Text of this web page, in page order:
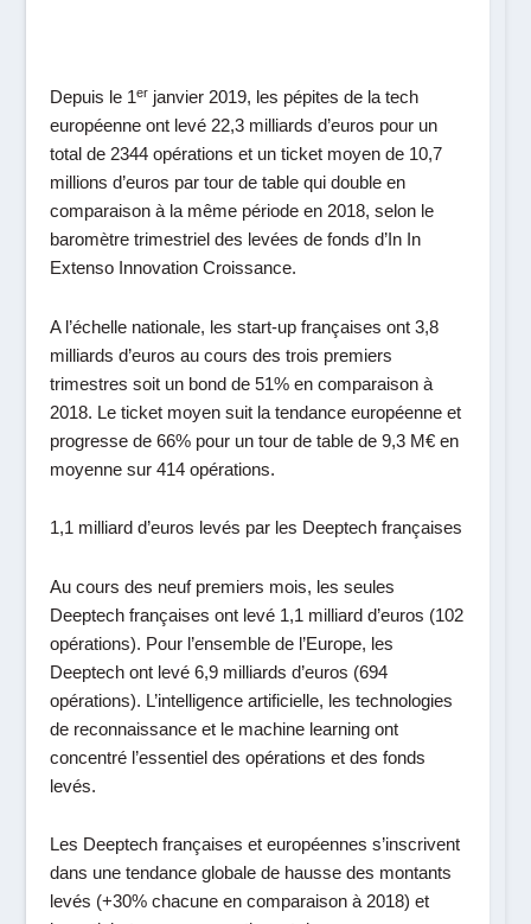
Depuis le 1er janvier 2019, les pépites de latech
européenne ont levé 22,3 milliards d’euros pour un
total de 2344 opérations et un ticket moyen de 10,7
millions d’euros par tour de table qui double en
comparaison à la même période en 2018, selon le
baromètre trimestriel des levées de fonds d’In In
Extenso Innovation Croissance.
A l’échelle nationale, lesstart-up françaises ont 3,8
milliards d’euros au cours des trois premiers
trimestres soit un bond de 51% en comparaison à
2018. Le ticket moyen suit la tendance européenne et
progresse de 66% pour un tour de table de 9,3 M€ en
moyenne sur 414 opérations.
1,1 milliard d’euros levés par les Deeptech françaises
Au cours des neuf premiers mois, les seules
Deeptech françaises ont levé 1,1 milliard d’euros (102
opérations). Pour l’ensemble de l’Europe, les
Deeptech ont levé 6,9 milliards d’euros (694
opérations). L’intelligence artificielle, les technologies
de reconnaissance et le machine learning ont
concentré l’essentiel des opérations et des fonds
levés.
Les Deeptech françaises et européennes s’inscrivent
dans une tendance globale de hausse des montants
levés (+30% chacune en comparaison à 2018) et